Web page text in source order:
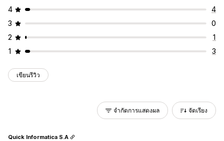
4
4
3
0
2
1
1
3
เขียนรีวิว
จำกัดการแสดงผล จัดเรียง
Quick Informatica S.A